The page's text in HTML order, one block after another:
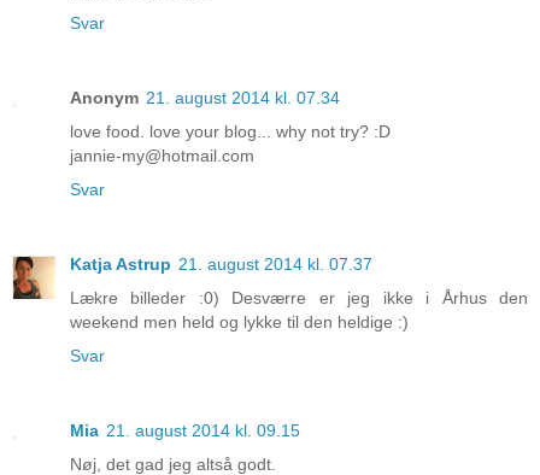
Svar
Anonym 21. august 2014 kl. 07.34
love food. love your blog... why not try? :D
jannie-my@hotmail.com
Svar
Katja Astrup 21. august 2014 kl. 07.37
Lækre billeder :0) Desværre er jeg ikke i Århus den
weekend men held og lykke til den heldige :)
Svar
Mia 21. august 2014 kl. 09.15
Nøj, det gad jeg altså godt.